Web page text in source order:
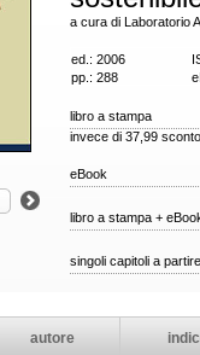
a cura di Laboratorio
ed.: 2006
pp.: 288
libro a stampa
invece di 37,99
eBook
libro a stampa +
singoli capitoli a
autore